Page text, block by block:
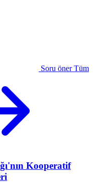
Soru öner Tüm
Kooperatif